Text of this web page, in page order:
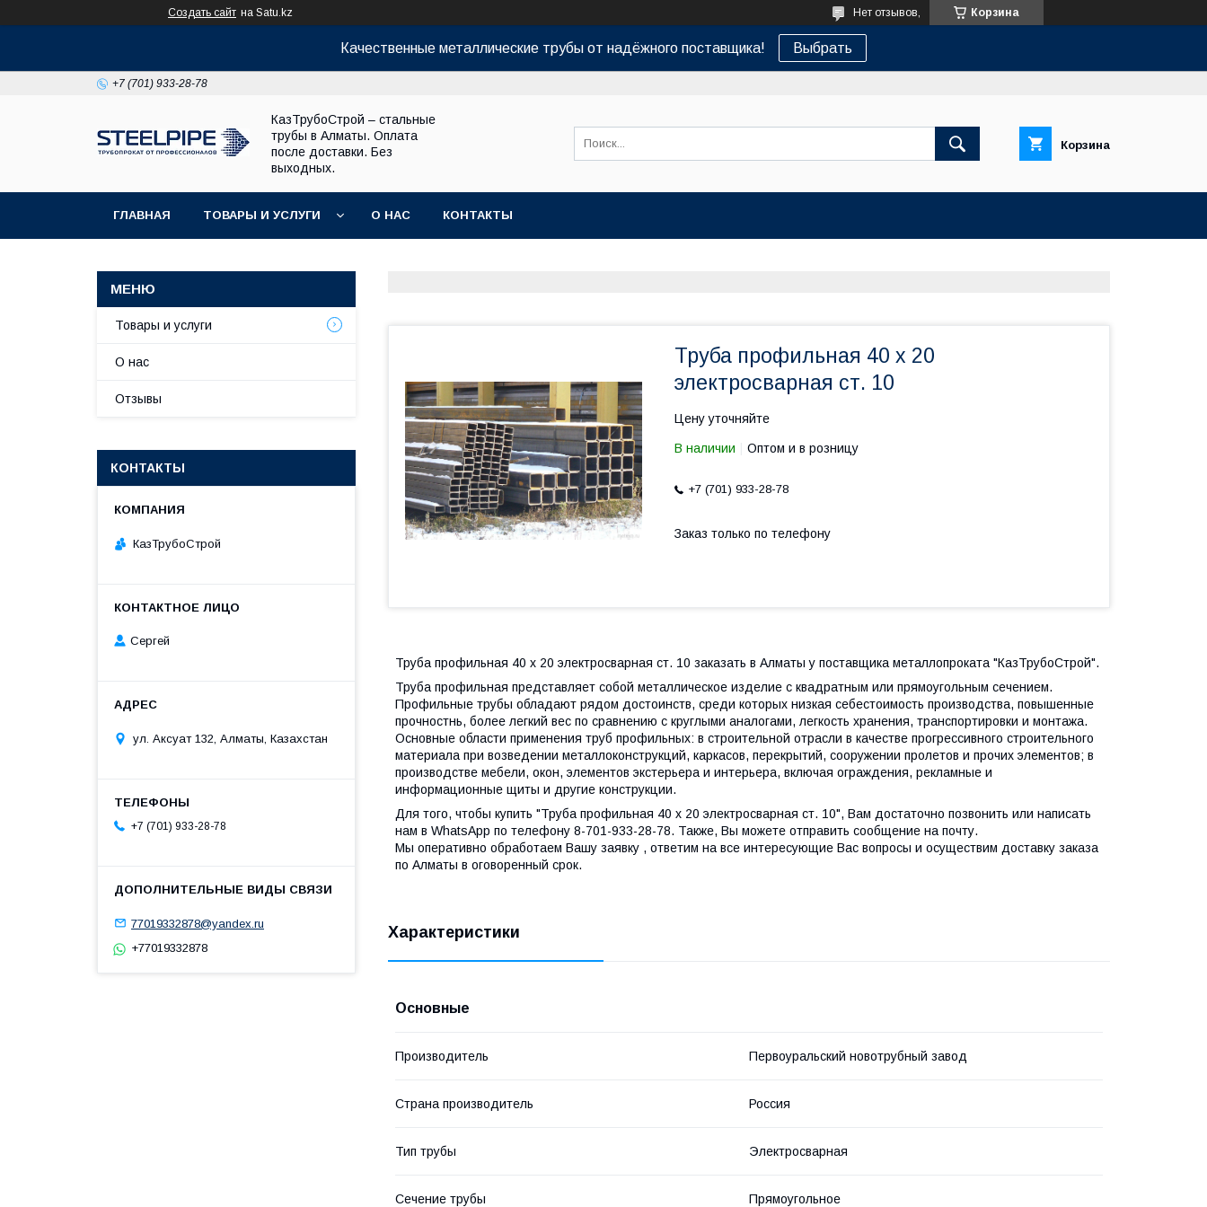
Создать сайт на Satu.kz Корзина
Нет отзывов,
Качественные металлические трубы от надёжного поставщика! Выбрать
+7 (701) 933-28-78
КазТрубоСтрой – стальные
трубы в Алматы. Оплата
после доставки. Без
выходных.
Корзина
ГЛАВНАЯ ТОВАРЫ И УСЛУГИ О НАС КОНТАКТЫ
Труба профильная 40 х 20
электросварная ст. 10
Цену уточняйте
В наличии Оптом и в розницу
+7 (701) 933-28-78
Заказ только по телефону
Труба профильная 40 х 20 электросварная ст. 10 заказать в Алматы у поставщика металлопроката "КазТрубоСтрой".
Труба профильная представляет собой металлическое изделие с квадратным или прямоугольным сечением.
Профильные трубы обладают рядом достоинств, среди которых низкая себестоимость производства, повышенные
прочностнь, более легкий вес по сравнению с круглыми аналогами, легкость хранения, транспортировки и монтажа.
Основные области применения труб профильных: в строительной отрасли в качестве прогрессивного строительного
материала при возведении металлоконструкций, каркасов, перекрытий, сооружении пролетов и прочих элементов; в
производстве мебели, окон, элементов экстерьера и интерьера, включая ограждения, рекламные и
информационные щиты и другие конструкции.
Для того, чтобы купить "Труба профильная 40 х 20 электросварная ст. 10", Вам достаточно позвонить или написать
нам в WhatsApp по телефону 8-701-933-28-78. Также, Вы можете отправить сообщение на почту.
Мы оперативно обработаем Вашу заявку , ответим на все интересующие Вас вопросы и осуществим доставку заказа
по Алматы в оговоренный срок.
Характеристики
Основные
Производитель Первоуральский новотрубный завод
Страна производитель Россия
Тип трубы Электросварная
Сечение трубы Прямоугольное
Товары и услуги
О нас
Отзывы
КОНТАКТЫ
КазТрубоСтрой
Сергей
ул. Аксуат 132, Алматы, Казахстан
+7 (701) 933-28-78
77019332878@yandex.ru
+77019332878